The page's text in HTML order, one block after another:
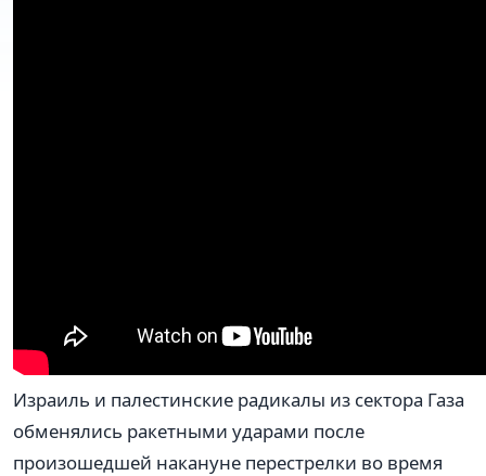
Израиль и палестинские радикалы из сектора Газа
обменялись ракетными ударами после
произошедшей накануне перестрелки во время